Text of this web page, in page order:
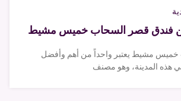
فندق قصر السحاب خميس مشيط
مشيط يعتبر واحداً من أهم وأفضل
هذه المدينة، وهو مصنف